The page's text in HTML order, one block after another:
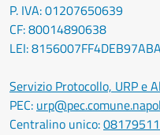
P. IVA: 01207650639
CF: 80014890638
LEI:
Servizio Protocollo, URP e
PEC:
Centralino unico: